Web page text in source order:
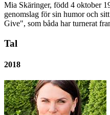
Mia Skäringer, född 4 oktober
genomslag för sin humor och
Give", som båda har turnerat
Tal
2018